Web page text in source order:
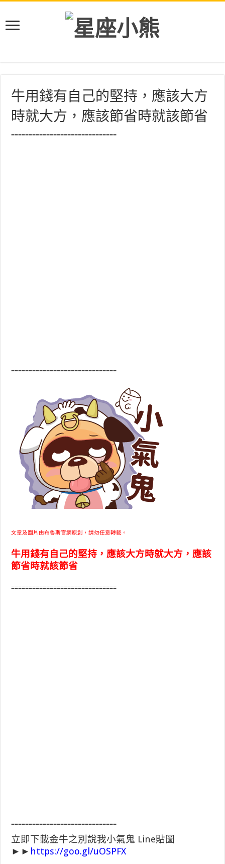
牛用錢有自己的堅持，應該大方
時就大方，應該節省時就該節省
==============================
==============================
文章及圖片由布魯斯官網原創，請勿任意轉載。
牛用錢有自己的堅持，應該大方時就大方，應該
節省時就該節省
==============================
==============================
立即下載金牛之別說我小氣鬼 Line貼圖
►► https://goo.gl/uOSPFX